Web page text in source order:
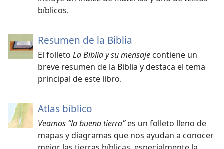
bíblicos.
Resumen de la Biblia
El folleto La Biblia y su mensaje contiene un
breve resumen de la Biblia y destaca el tema
principal de este libro.
Atlas bíblico
Veamos “la buena tierra”es un folleto lleno de
mapas y diagramas que nos ayudan a conocer